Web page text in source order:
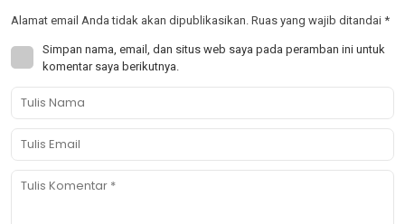
Alamat email Anda tidak akan dipublikasikan. Ruas yang wajib ditandai *
Simpan nama, email, dan situs web saya pada peramban ini untuk
komentar saya berikutnya.